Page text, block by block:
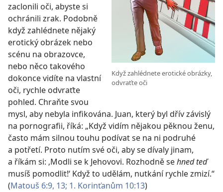
Když zahlédnete erotické obrázky,
odvraťte oči
zaclonili oči, abyste si
ochránili zrak. Podobně
když zahlédnete nějaký
erotický obrázek nebo
scénu na obrazovce,
nebo něco takového
dokonce vidíte na vlastní
oči, rychle odvraťte
pohled. Chraňte svou
mysl, aby nebyla infikována. Juan, který byl dřív závislý
na pornografii, říká: „Když vidím nějakou pěknou ženu,
často mám silnou touhu podívat se na ni podruhé
a potřetí. Proto nutím své oči, aby se dívaly jinam,
a říkám si: ‚Modli se k Jehovovi. Rozhodně sehned teď
musíš pomodlit!‘ Když to udělám, nutkání rychle zmizí.“
(Matouš 6:9, 13; 1. Korinťanům 10:13)